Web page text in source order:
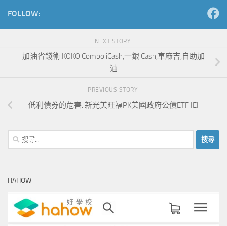
FOLLOW:
NEXT STORY
加油省錢術:KOKO Combo iCash,一銀iCash,車麻吉,自助加
油
PREVIOUS STORY
低利債券的危害: 新光美旺福PK美國政府公債ETF IEI
搜
尋
字:
HAHOW